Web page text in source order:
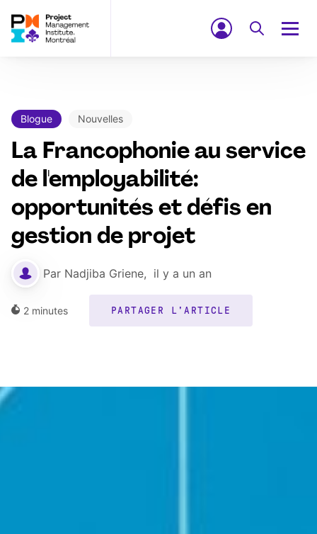
Blogue Nouvelles
La Francophonie au service
de l'employabilité:
opportunités et défis en
gestion de projet
Par Nadjiba Griene, il y a un an
2 minutes PARTAGER L'ARTICLE